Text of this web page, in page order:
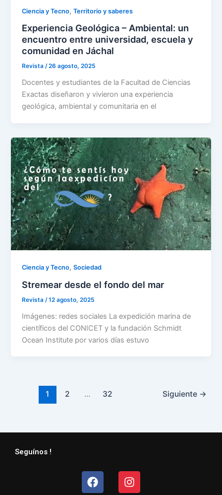
Ciencia y Tecno,Territorio y saberes
Experiencia Geológica – Ambiental: un
encuentro entre universidad, escuela y
comunidad en Jáchal
Revista/26 agosto, 2025
Docentes y estudiantes de la Facultad de Ciencias
Exactas diseñaron y vivieron una experiencia
geológica, ambiental y comunitaria en el
Ciencia y Tecno,Sociedad
Stremear desde el fondo del mar
Revista /12 agosto, 2025
Imágenes: redes sociales La expedición marina de
científicos del CONICET y la fundación Schmidt
Ocean Institute por varios días estuvo
1 2 … 32 Siguiente →
Seguínos !